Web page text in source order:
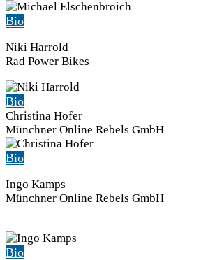
Bio
Niki Harrold
Rad Power Bikes
Bio
Christina Hofer
Münchner Online Rebels GmbH
Bio
Ingo Kamps
Münchner Online Rebels GmbH
Bio